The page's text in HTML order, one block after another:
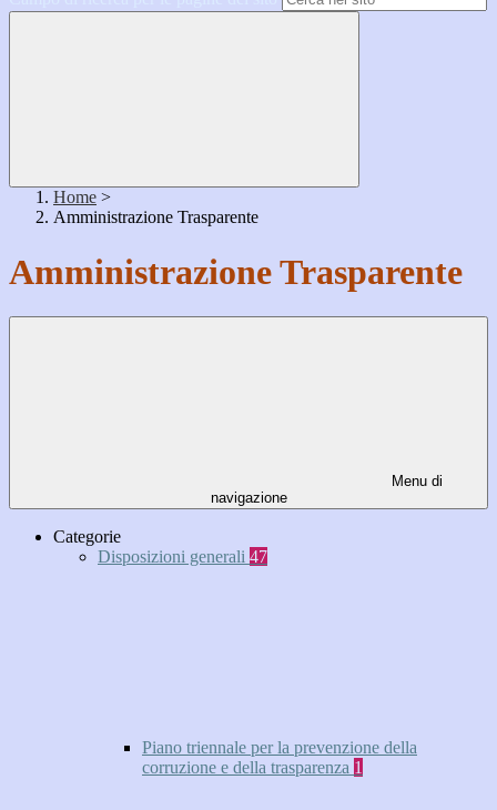
Home >
Amministrazione Trasparente
Amministrazione Trasparente
Menu di
navigazione
Categorie
Disposizioni generali 47
Piano triennale per la prevenzione della
corruzione e della trasparenza 1